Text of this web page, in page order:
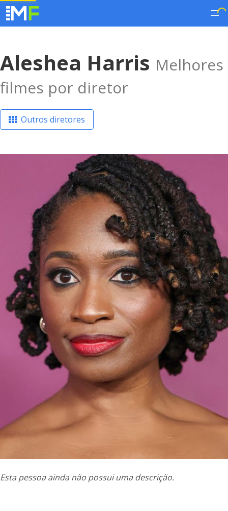
Aleshea Harris Melhores
filmes por diretor
Outros diretores
Esta pessoa ainda não possui uma descrição.